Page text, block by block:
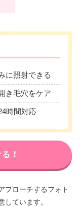
に照射できる
き毛穴をケア
時間対応
！
プローチするフォト
ています。